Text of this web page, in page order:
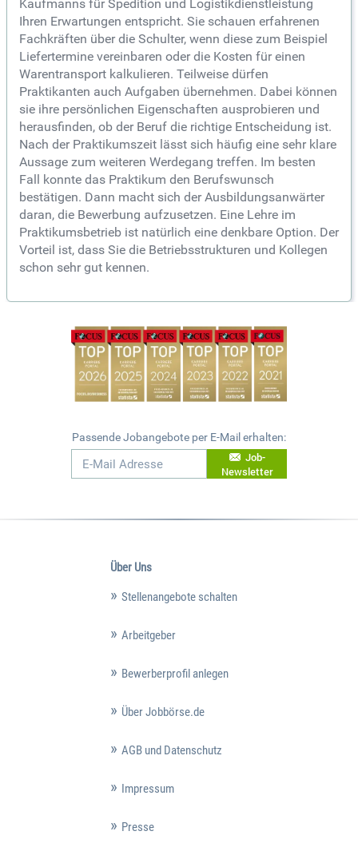
Kaufmanns für Spedition und Logistikdienstleistung
Ihren Erwartungen entspricht. Sie schauen erfahrenen
Fachkräften über die Schulter, wenn diese zum Beispiel
Liefertermine vereinbaren oder die Kosten für einen
Warentransport kalkulieren. Teilweise dürfen
Praktikanten auch Aufgaben übernehmen. Dabei können
sie ihre persönlichen Eigenschaften ausprobieren und
herausfinden, ob der Beruf die richtige Entscheidung ist.
Nach der Praktikumszeit lässt sich häufig eine sehr klare
Aussage zum weiteren Werdegang treffen. Im besten
Fall konnte das Praktikum den Berufswunsch
bestätigen. Dann macht sich der Ausbildungsanwärter
daran, die Bewerbung aufzusetzen. Eine Lehre im
Praktikumsbetrieb ist natürlich eine denkbare Option. Der
Vorteil ist, dass Sie die Betriebsstrukturen und Kollegen
schon sehr gut kennen.
Passende Jobangebote per E-Mail erhalten:
Job-
Newsletter
Über Uns
Stellenangebote schalten
Arbeitgeber
Bewerberprofil anlegen
Über Jobbörse.de
AGB und Datenschutz
Impressum
Presse